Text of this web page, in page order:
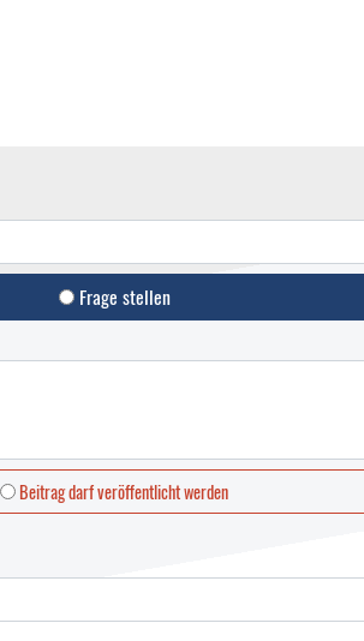
Frage stellen
Beitrag darf veröffentlicht werden